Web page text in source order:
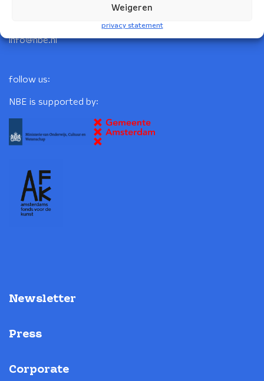
Weigeren
privacy statement
info@nbe.nl
follow us:
NBE is supported by:
Newsletter
Press
Corporate